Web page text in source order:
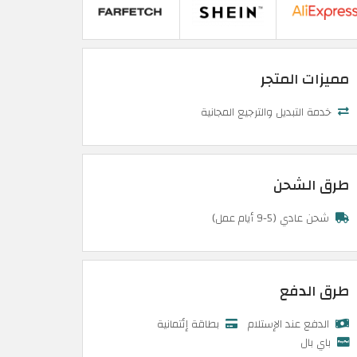
مميزات المتجر
خدمة التبديل والترجيع المجانية
طرق الشحن
شحن عادي (5-9 أيام عمل)
طرق الدفع
الدفع عند الإستلام
بطاقة إئتمانية
باي بال